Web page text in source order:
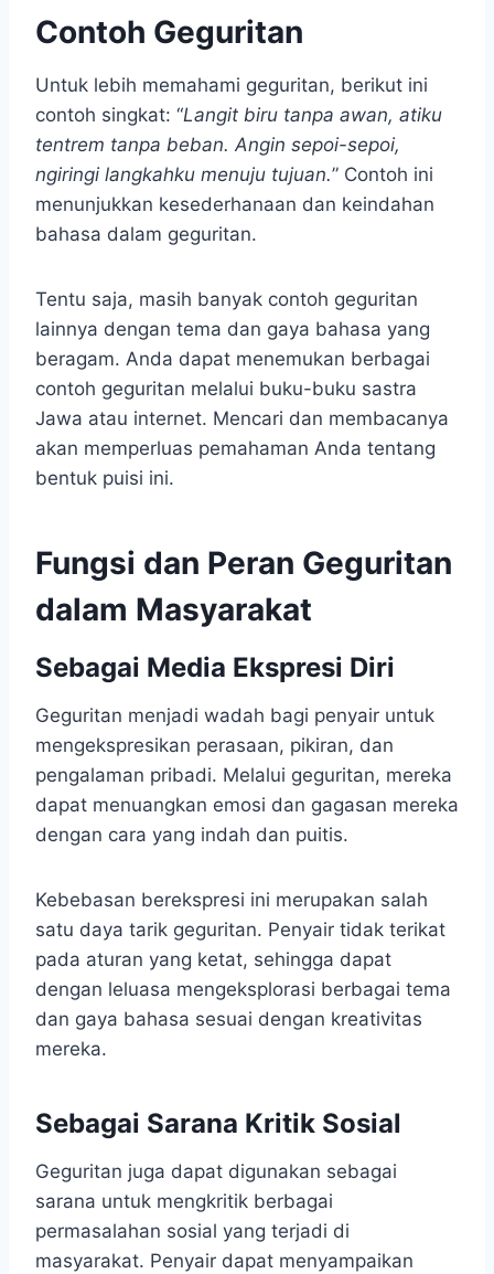
Contoh Geguritan
Untuk lebih memahami geguritan, berikut ini
contoh singkat: “Langit biru tanpa awan, atiku
tentrem tanpa beban. Angin sepoi-sepoi,
ngiringi langkahku menuju tujuan.” Contoh ini
menunjukkan kesederhanaan dan keindahan
bahasa dalam geguritan.
Tentu saja, masih banyak contoh geguritan
lainnya dengan tema dan gaya bahasa yang
beragam. Anda dapat menemukan berbagai
contoh geguritan melalui buku-buku sastra
Jawa atau internet. Mencari dan membacanya
akan memperluas pemahaman Anda tentang
bentuk puisi ini.
Fungsi dan Peran Geguritan
dalam Masyarakat
Sebagai Media Ekspresi Diri
Geguritan menjadi wadah bagi penyair untuk
mengekspresikan perasaan, pikiran, dan
pengalaman pribadi. Melalui geguritan, mereka
dapat menuangkan emosi dan gagasan mereka
dengan cara yang indah dan puitis.
Kebebasan berekspresi ini merupakan salah
satu daya tarik geguritan. Penyair tidak terikat
pada aturan yang ketat, sehingga dapat
dengan leluasa mengeksplorasi berbagai tema
dan gaya bahasa sesuai dengan kreativitas
mereka.
Sebagai Sarana Kritik Sosial
Geguritan juga dapat digunakan sebagai
sarana untuk mengkritik berbagai
permasalahan sosial yang terjadi di
masyarakat. Penyair dapat menyampaikan